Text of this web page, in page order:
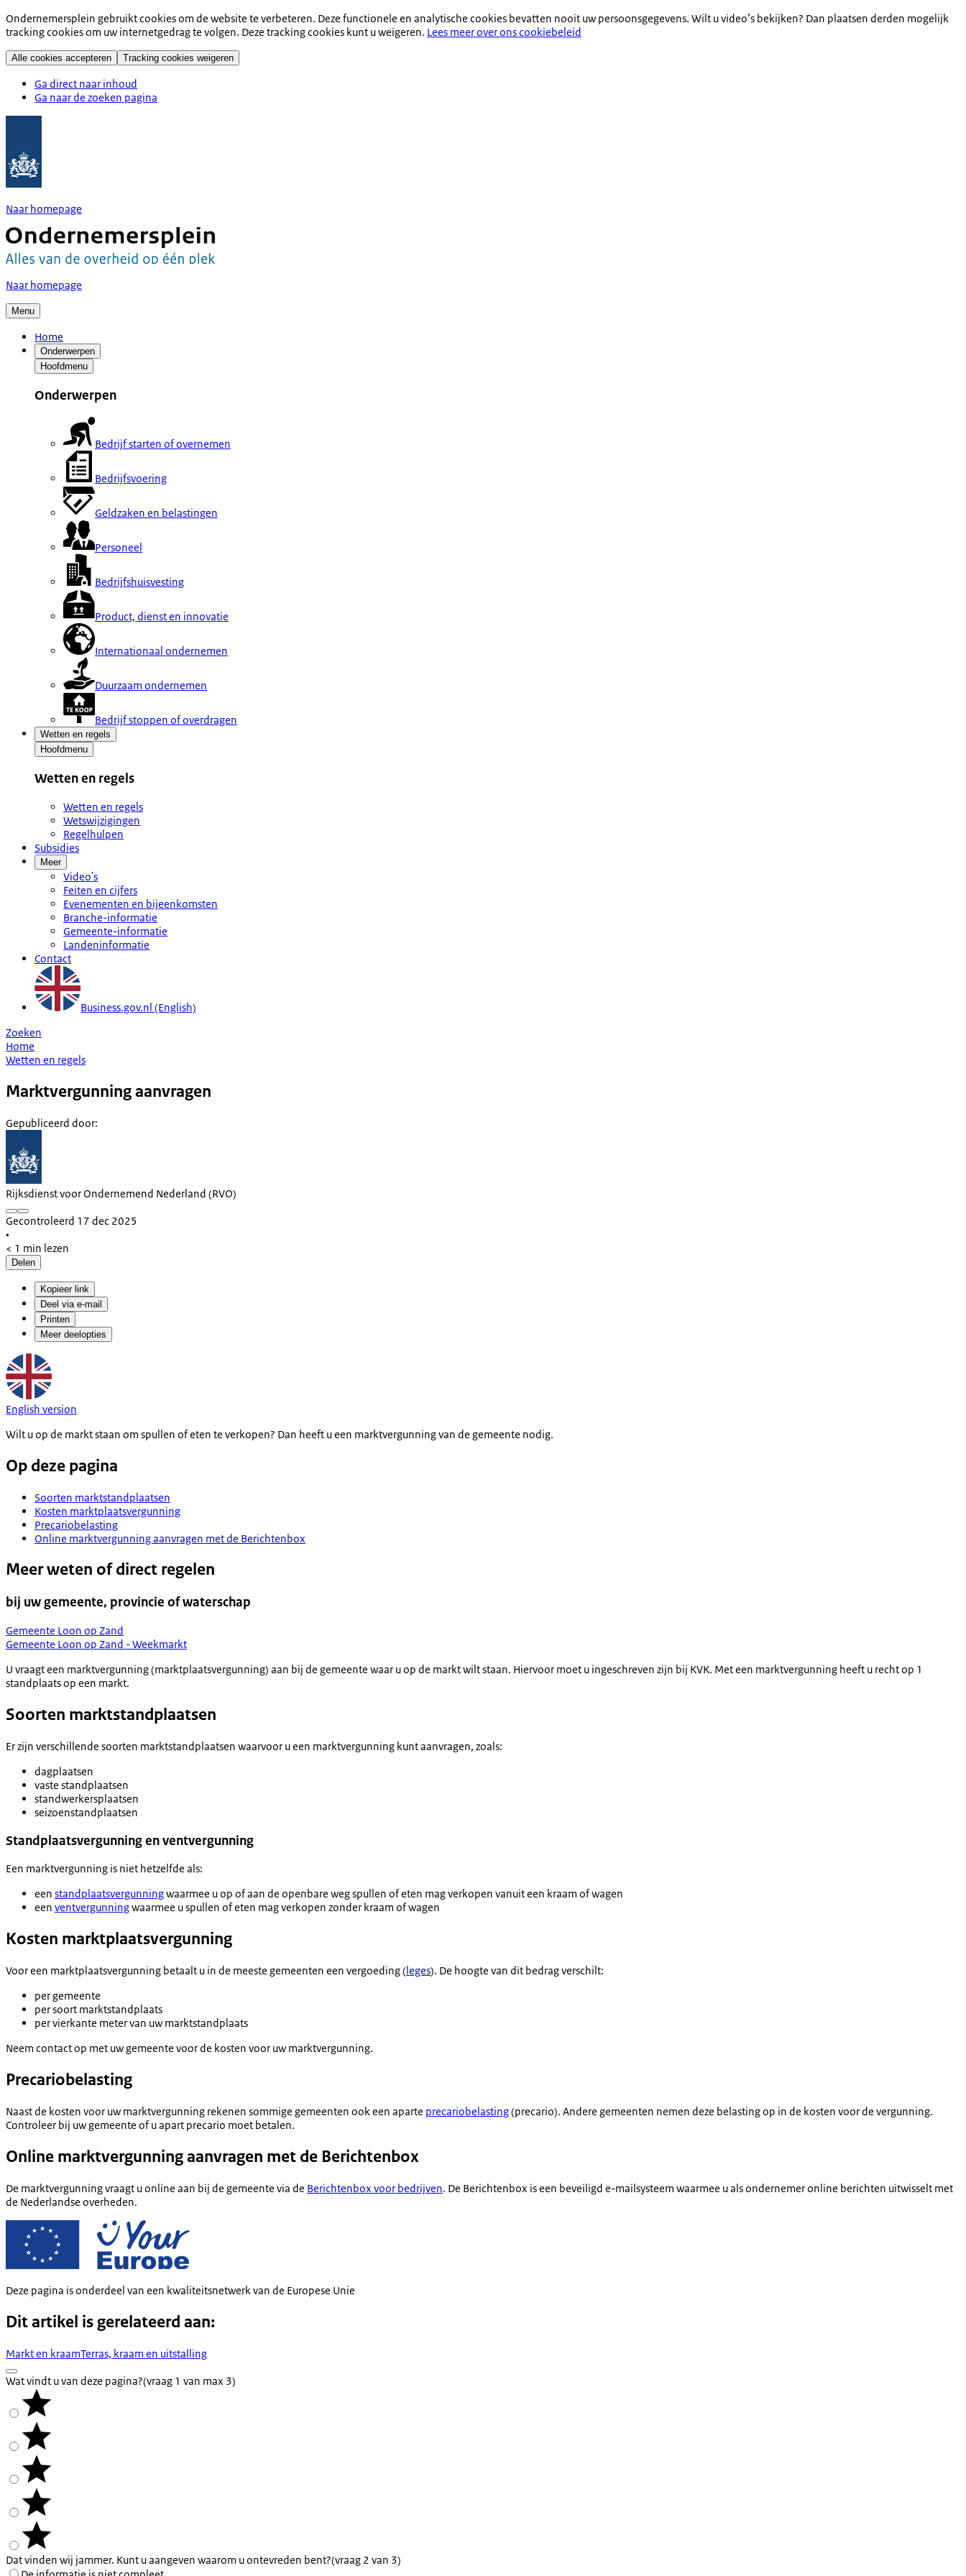
Ondernemersplein gebruikt cookies om de website te verbeteren. Deze functionele en analytische cookies bevatten nooit uw persoonsgegevens. Wilt u video’s bekijken? Dan plaatsen derden mogelijk
tracking cookies om uw internetgedrag te volgen. Deze tracking cookies kunt u weigeren. Lees meer over ons cookiebeleid
Alle cookies accepteren Tracking cookies weigeren
Ga direct naar inhoud
Ga naar de zoeken pagina
Naar homepage
Naar homepage
Menu
Home
Onderwerpen
Hoofdmenu
Onderwerpen
Bedrijf starten of overnemen
Bedrijfsvoering
Geldzaken en belastingen
Personeel
Bedrijfshuisvesting
Product, dienst en innovatie
Internationaal ondernemen
Duurzaam ondernemen
Bedrijf stoppen of overdragen
Wetten en regels
Hoofdmenu
Wetten en regels
Wetten en regels
Wetswijzigingen
Regelhulpen
Subsidies
Meer
Video's
Feiten en cijfers
Evenementen en bijeenkomsten
Branche-informatie
Gemeente-informatie
Landeninformatie
Contact
Business.gov.nl (English)
Zoeken
Home
Wetten en regels
Marktvergunning aanvragen
Gepubliceerd door:
Rijksdienst voor Ondernemend Nederland (RVO)
Gecontroleerd 17 dec 2025
•
< 1 min lezen
Delen
Kopieer link
Deel via e-mail
Printen
Meer deelopties
English version
Wilt u op de markt staan om spullen of eten te verkopen? Dan heeft u een marktvergunning van de gemeente nodig.
Op deze pagina
Soorten marktstandplaatsen
Kosten marktplaatsvergunning
Precariobelasting
Online marktvergunning aanvragen met de Berichtenbox
Meer weten of direct regelen
bij uw gemeente, provincie of waterschap
Gemeente Loon op Zand
Gemeente Loon op Zand - Weekmarkt
U vraagt een marktvergunning (marktplaatsvergunning) aan bij de gemeente waar u op de markt wilt staan. Hiervoor moet u ingeschreven zijn bij KVK. Met een marktvergunning heeft u recht op 1
standplaats op een markt.
Soorten marktstandplaatsen
Er zijn verschillende soorten marktstandplaatsen waarvoor u een marktvergunning kunt aanvragen, zoals:
dagplaatsen
vaste standplaatsen
standwerkersplaatsen
seizoenstandplaatsen
Standplaatsvergunning en ventvergunning
Een marktvergunning is niet hetzelfde als:
een standplaatsvergunningwaarmee u op of aan de openbare weg spullen of eten mag verkopen vanuit een kraam of wagen
een ventvergunningwaarmee u spullen of eten mag verkopen zonder kraam of wagen
Kosten marktplaatsvergunning
Voor een marktplaatsvergunning betaalt u in de meeste gemeenten een vergoeding (leges). De hoogte van dit bedrag verschilt:
per gemeente
per soort marktstandplaats
per vierkante meter van uw marktstandplaats
Neem contact op met uw gemeente voor de kosten voor uw marktvergunning.
Precariobelasting
Naast de kosten voor uw marktvergunning rekenen sommige gemeenten ook een aparte precariobelasting(precario). Andere gemeenten nemen deze belasting op in de kosten voor de vergunning.
Controleer bij uw gemeente of u apart precario moet betalen.
Online marktvergunning aanvragen met de Berichtenbox
De marktvergunning vraagt u online aan bij de gemeente via de Berichtenbox voor bedrijven. De Berichtenbox is een beveiligd e-mailsysteem waarmee u als ondernemer online berichten uitwisselt met
de Nederlandse overheden.
Deze pagina is onderdeel van een kwaliteitsnetwerk van de Europese Unie
Dit artikel is gerelateerd aan:
Markt en kraamTerras, kraam en uitstalling
Wat vindt u van deze pagina?(vraag 1 van max 3)
Dat vinden wij jammer. Kunt u aangeven waarom u ontevreden bent?(vraag 2 van 3)